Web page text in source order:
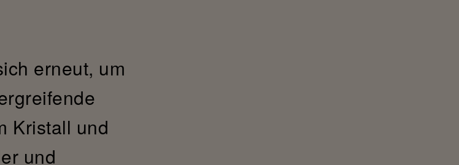
erneut, um
Kristall und
und